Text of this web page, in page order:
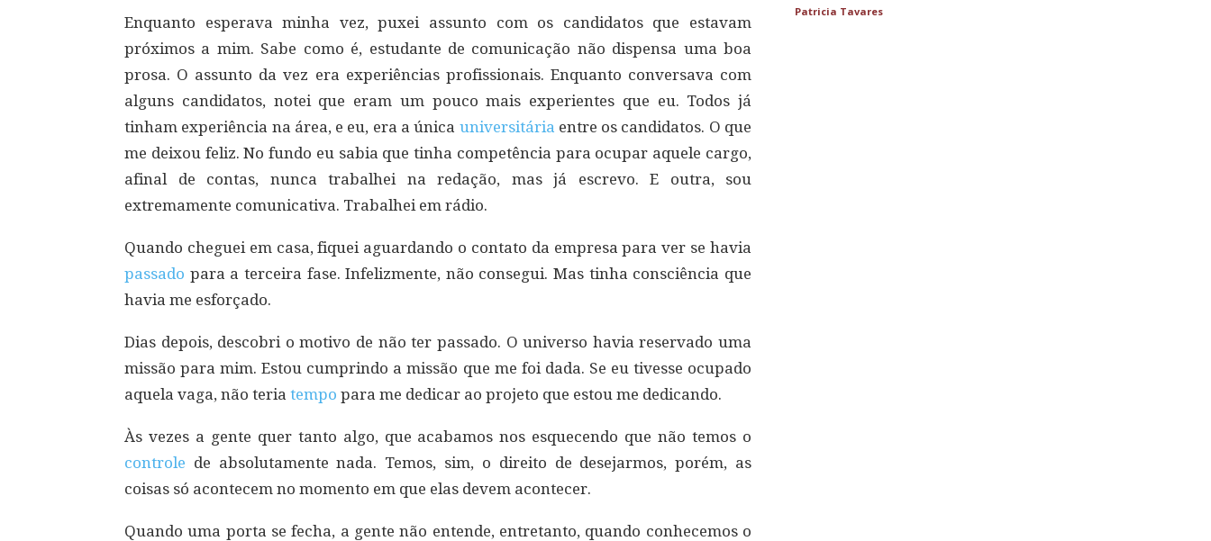
Enquanto esperava minha vez, puxei assunto com os candidatos que estavam
próximos a mim. Sabe como é, estudante de comunicação não dispensa uma boa
prosa. O assunto da vez era experiências profissionais. Enquanto conversava com
alguns candidatos, notei que eram um pouco mais experientes que eu. Todos já
tinham experiência na área, e eu, era a única universitária entre os candidatos. O que
me deixou feliz. No fundo eu sabia que tinha competência para ocupar aquele cargo,
afinal de contas, nunca trabalhei na redação, mas já escrevo. E outra, sou
extremamente comunicativa. Trabalhei em rádio.
Quando cheguei em casa, fiquei aguardando o contato da empresa para ver se havia
passado para a terceira fase. Infelizmente, não consegui. Mas tinha consciência que
havia me esforçado.
Dias depois, descobri o motivo de não ter passado. O universo havia reservado uma
missão para mim. Estou cumprindo a missão que me foi dada. Se eu tivesse ocupado
aquela vaga, não teria tempo para me dedicar ao projeto que estou me dedicando.
Às vezes a gente quer tanto algo, que acabamos nos esquecendo que não temos o
controle de absolutamente nada. Temos, sim, o direito de desejarmos, porém, as
coisas só acontecem no momento em que elas devem acontecer.
Quando uma porta se fecha, a gente não entende, entretanto, quando conhecemos o
Patricia Tavares